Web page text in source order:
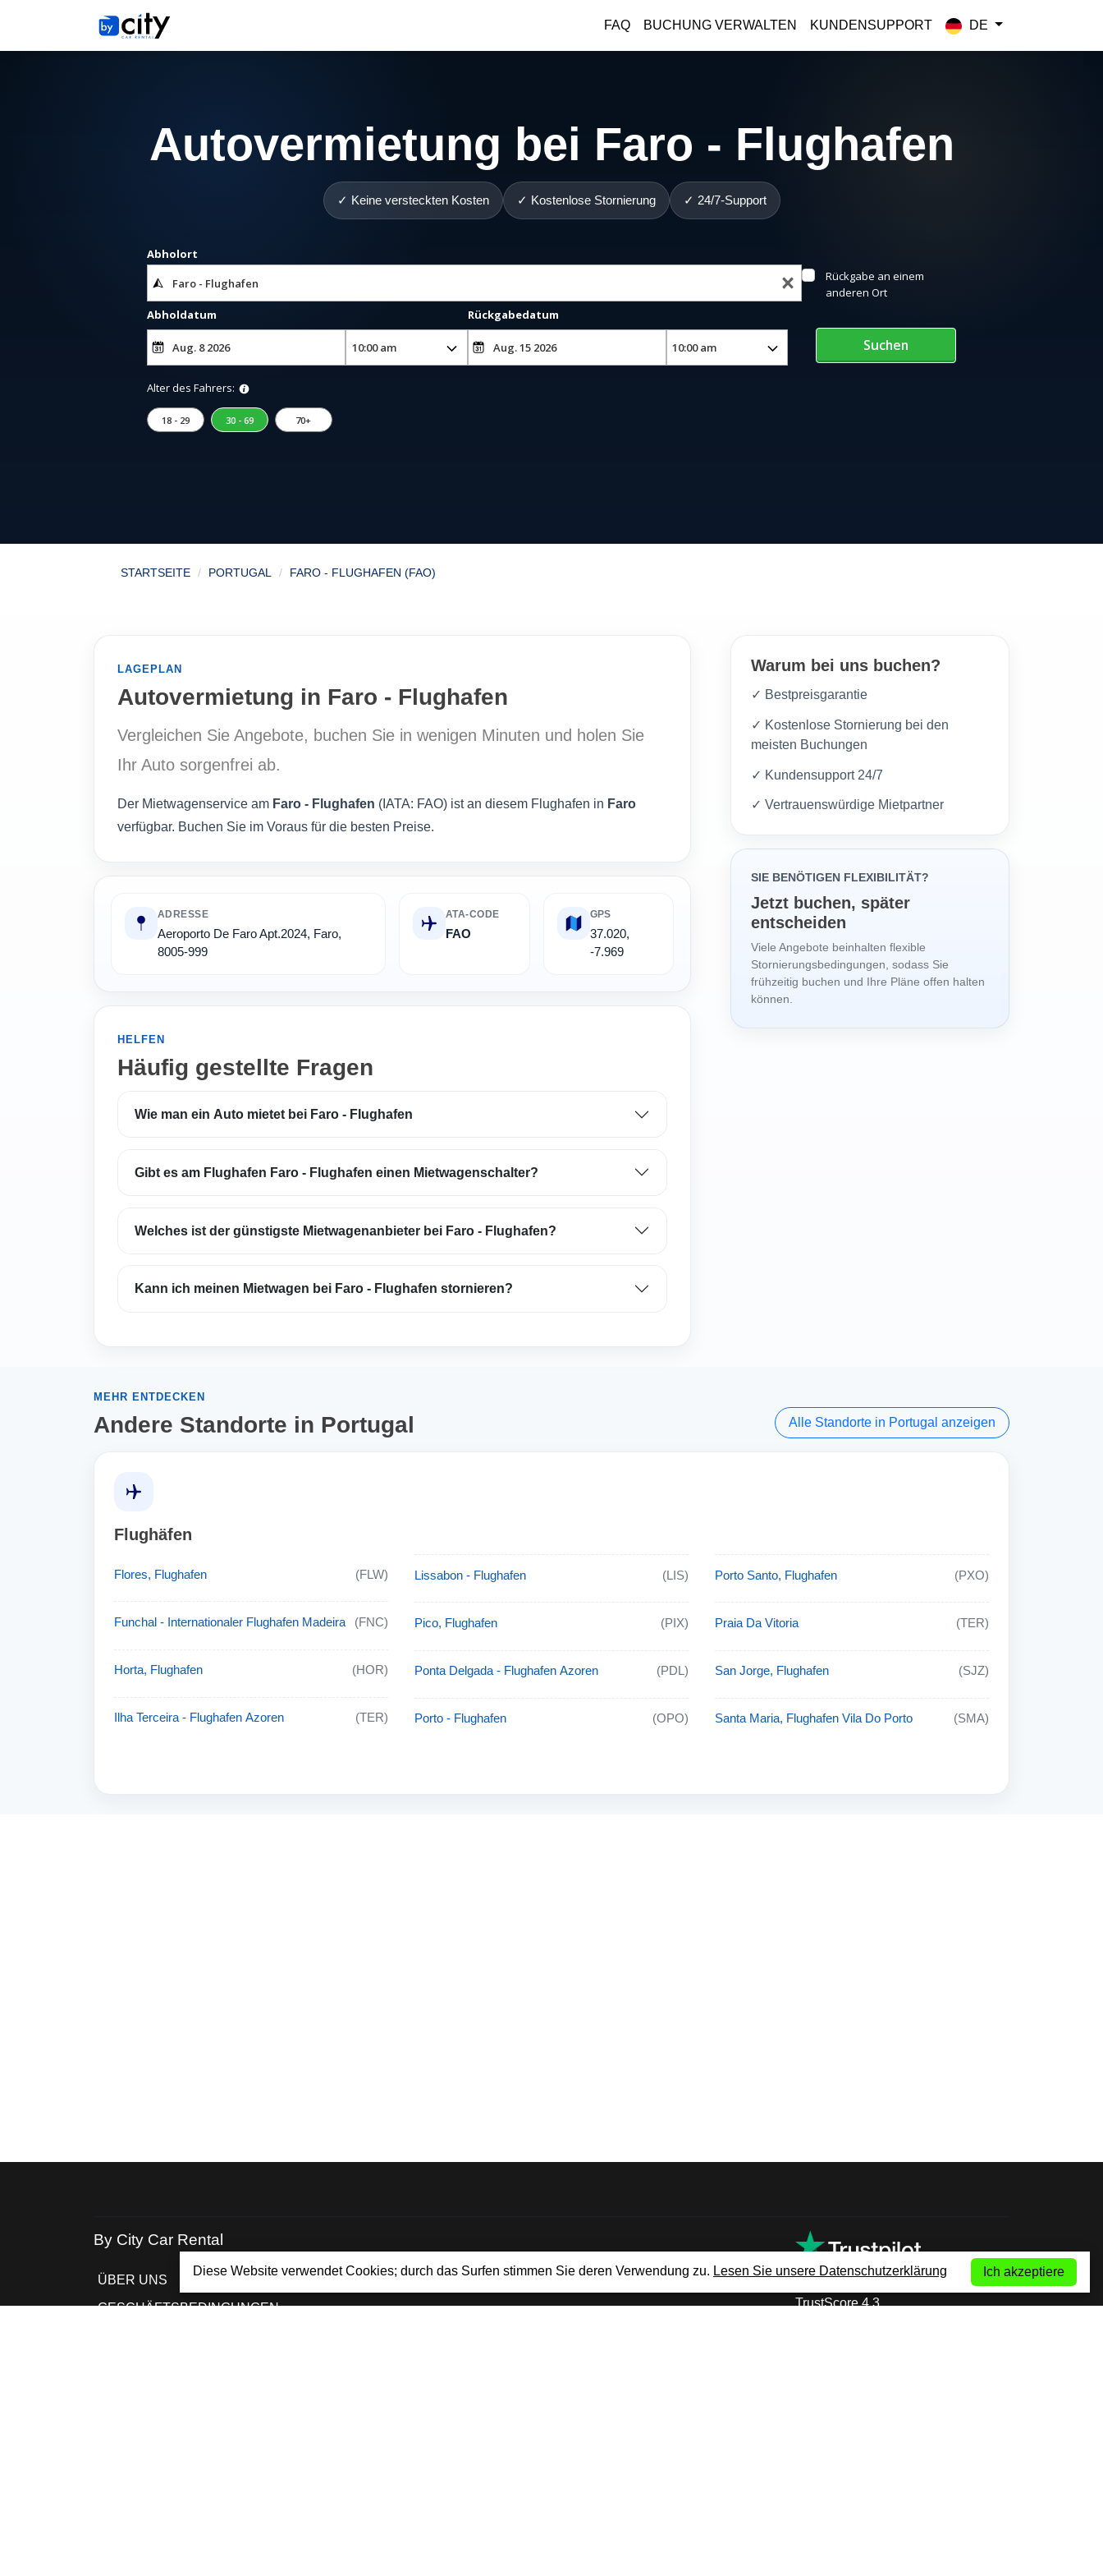
FAQ BUCHUNG VERWALTEN KUNDENSUPPORT DE
Autovermietung bei Faro - Flughafen
✓ Keine versteckten Kosten ✓ Kostenlose Stornierung ✓ 24/7-Support
Abholort
Rückgabe an einem
anderen Ort
Abholdatum
Rückgabedatum
Alter des Fahrers:
18 - 29 30 - 69 70+
Suchen
STARTSEITE PORTUGAL FARO - FLUGHAFEN (FAO)
LAGEPLAN
Autovermietung in Faro - Flughafen
Vergleichen Sie Angebote, buchen Sie in wenigen Minuten und holen Sie
Ihr Auto sorgenfrei ab.
Der Mietwagenservice am Faro - Flughafen (IATA: FAO) ist an diesem Flughafen in Faro
verfügbar. Buchen Sie im Voraus für die besten Preise.
ADRESSE
Aeroporto De Faro Apt.2024, Faro,
8005-999
ATA-CODE
FAO
GPS
37.020,
-7.969
HELFEN
Häufig gestellte Fragen
Wie man ein Auto mietet bei Faro - Flughafen
Gibt es am Flughafen Faro - Flughafen einen Mietwagenschalter?
Welches ist der günstigste Mietwagenanbieter bei Faro - Flughafen?
Kann ich meinen Mietwagen bei Faro - Flughafen stornieren?
Warum bei uns buchen?
✓ Bestpreisgarantie
✓ Kostenlose Stornierung bei den
meisten Buchungen
✓ Kundensupport 24/7
✓ Vertrauenswürdige Mietpartner
SIE BENÖTIGEN FLEXIBILITÄT?
Jetzt buchen, später
entscheiden
Viele Angebote beinhalten flexible
Stornierungsbedingungen, sodass Sie
frühzeitig buchen und Ihre Pläne offen halten
können.
MEHR ENTDECKEN
Andere Standorte in Portugal Alle Standorte in Portugal anzeigen
Flughäfen
Flores, Flughafen (FLW)
Funchal - Internationaler Flughafen Madeira (FNC)
Horta, Flughafen (HOR)
Ilha Terceira - Flughafen Azoren (TER)
Lissabon - Flughafen (LIS)
Pico, Flughafen (PIX)
Ponta Delgada - Flughafen Azoren (PDL)
Porto - Flughafen (OPO)
Porto Santo, Flughafen (PXO)
Praia Da Vitoria (TER)
San Jorge, Flughafen (SJZ)
Santa Maria, Flughafen Vila Do Porto (SMA)
By City Car Rental
ÜBER UNS
GESCHÄFTSBEDINGUNGEN
TrustScore 4.3
Diese Website verwendet Cookies; durch das Surfen stimmen Sie deren Verwendung zu. Lesen Sie unsere Datenschutzerklärung Ich akzeptiere